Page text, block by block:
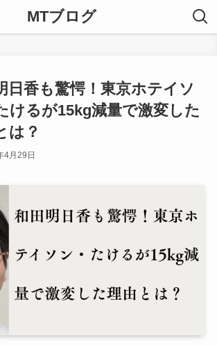
MTブログ
日香も驚愕！東京ホテイソ
けるが15kg減量で激変した
は？
4月29日